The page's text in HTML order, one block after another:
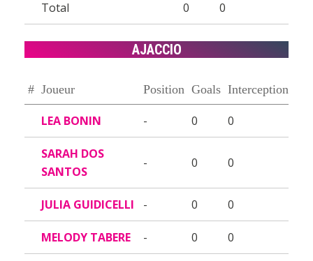
Total 0 0
AJACCIO
# Joueur Position Goals Interceptions
LEA BONIN - 0 0
SARAH DOS
SANTOS
- 0 0
JULIA GUIDICELLI - 0 0
MELODY TABERE - 0 0